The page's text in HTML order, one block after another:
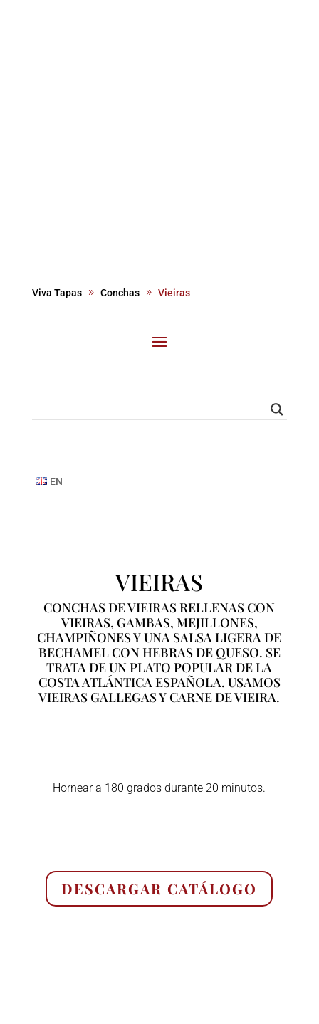
Viva Tapas Conchas Vieiras
EN
VIEIRAS
CONCHAS DE VIEIRAS RELLENAS CON
VIEIRAS, GAMBAS, MEJILLONES,
CHAMPIÑONES Y UNA SALSA LIGERA DE
BECHAMEL CON HEBRAS DE QUESO. SE
TRATA DE UN PLATO POPULAR DE LA
COSTA ATLÁNTICA ESPAÑOLA. USAMOS
VIEIRAS GALLEGAS Y CARNE DE VIEIRA.
Hornear a 180 grados durante 20 minutos.
DESCARGAR CATÁLOGO